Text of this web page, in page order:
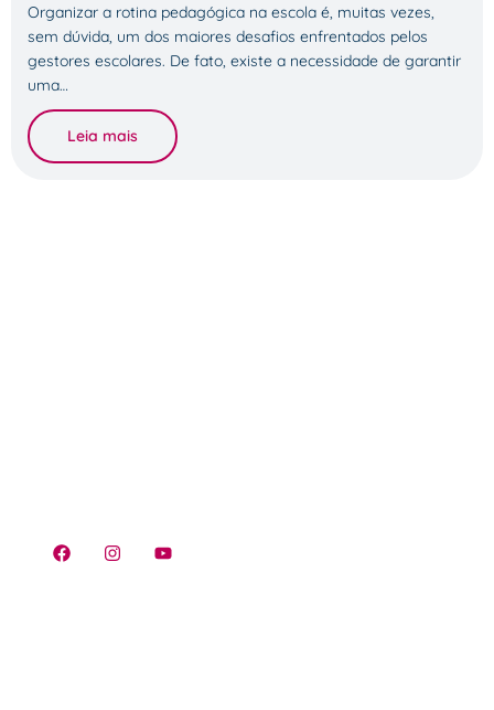
Organizar a rotina pedagógica na escola é, muitas vezes,
sem dúvida, um dos maiores desafios enfrentados pelos
gestores escolares. De fato, existe a necessidade de garantir
uma…
Leia mais